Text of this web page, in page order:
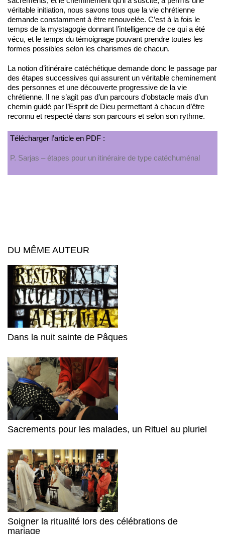
véritable initiation, nous savons tous que la vie chrétienne
demande constamment à être renouvelée. C’est à la fois le
temps de la mystagogie donnant l’intelligence de ce qui a été
vécu, et le temps du témoignage pouvant prendre toutes les
formes possibles selon les charismes de chacun.
La notion d’itinéraire catéchétique demande donc le passage par
des étapes successives qui assurent un véritable cheminement
des personnes et une découverte progressive de la vie
chrétienne. Il ne s’agit pas d’un parcours d’obstacle mais d’un
chemin guidé par l’Esprit de Dieu permettant à chacun d’être
reconnu et respecté dans son parcours et selon son rythme.
Télécharger l’article en PDF :
P. Sarjas – étapes pour un itinéraire de type catéchuménal
DU MÊME AUTEUR
Dans la nuit sainte de Pâques
Sacrements pour les malades, un Rituel au pluriel
Soigner la ritualité lors des célébrations de
mariage